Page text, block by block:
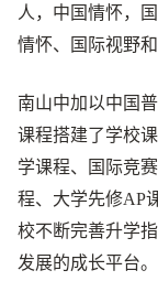
人，中国情怀，
情怀、国际视野
南山中加以中国
课程搭建了学校
学课程、国际竞
程、大学先修AP
校不断完善升学
发展的成长平台。